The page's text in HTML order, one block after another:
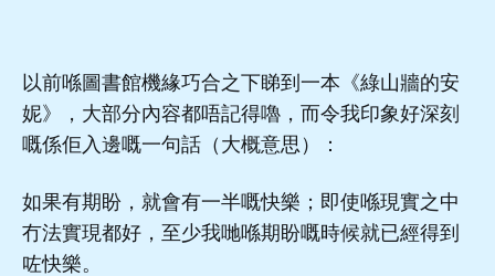
以前喺圖書館機緣巧合之下睇到一本《綠山牆的安
妮》，大部分內容都唔記得嚕，而令我印象好深刻
嘅係佢入邊嘅一句話（大概意思）：
如果有期盼，就會有一半嘅快樂；即使喺現實之中
冇法實現都好，至少我哋喺期盼嘅時候就已經得到
咗快樂。